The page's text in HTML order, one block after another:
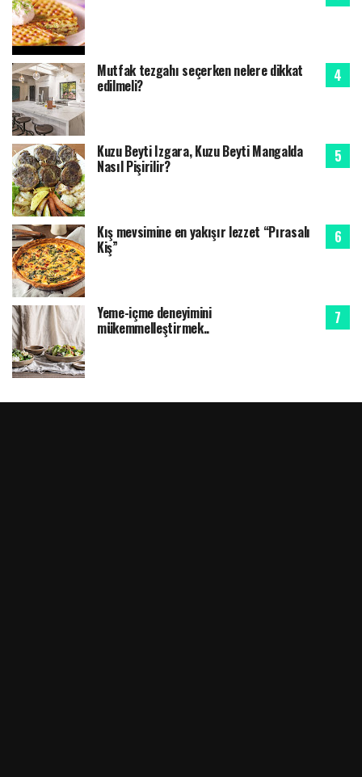
Mutfak tezgahı seçerken nelere dikkat
edilmeli?
Kuzu Beyti Izgara, Kuzu Beyti Mangalda
Nasıl Pişirilir?
Kış mevsimine en yakışır lezzet “Pırasalı
Kiş”
Yeme-içme deneyimini
mükemmelleştirmek..